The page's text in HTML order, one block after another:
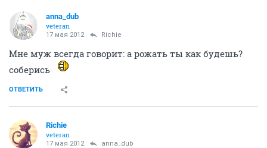
anna_dub
veteran
17 мая 2012 Richie
Мне муж всегда говорит: а рожать ты как будешь?
соберись
ОТВЕТИТЬ
Richie
veteran
17 мая 2012 anna_dub